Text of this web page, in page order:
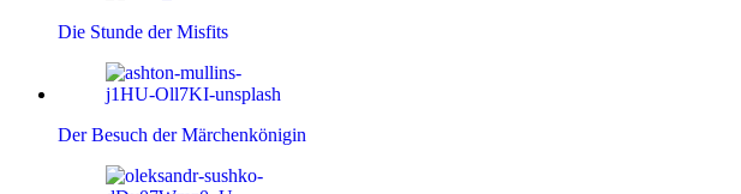
Die Stunde der Misfits
Der Besuch der Märchenkönigin